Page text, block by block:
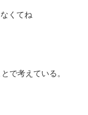
くてね
で考えている。